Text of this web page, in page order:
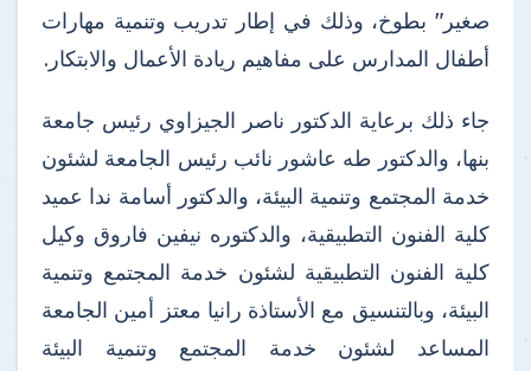
صغير" بطوخ، وذلك في إطار تدريب وتنمية مهارات
أطفال المدارس على مفاهيم ريادة الأعمال والابتكار.
جاء ذلك برعاية الدكتور ناصر الجيزاوي رئيس جامعة
بنها، والدكتور طه عاشور نائب رئيس الجامعة لشئون
خدمة المجتمع وتنمية البيئة، والدكتور أسامة ندا عميد
كلية الفنون التطبيقية، والدكتوره نيفين فاروق وكيل
كلية الفنون التطبيقية لشئون خدمة المجتمع وتنمية
البيئة، وبالتنسيق مع الأستاذة رانيا معتز أمين الجامعة
المساعد لشئون خدمة المجتمع وتنمية البيئة